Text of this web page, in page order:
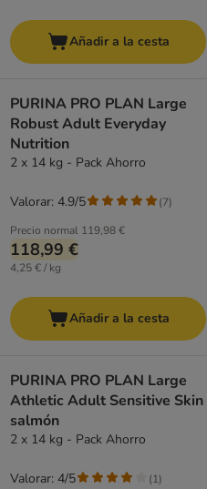
Añadir a la cesta
PURINA PRO PLAN Large
Robust Adult Everyday
Nutrition
2 x 14 kg - Pack Ahorro
Precio normal 119,98 €
118,99 €
4,25 € / kg
Valorar: 4.9/5 (7)
Añadir a la cesta
PURINA PRO PLAN Large
Athletic Adult Sensitive Skin
salmón
2 x 14 kg - Pack Ahorro
Valorar: 4/5 (1)